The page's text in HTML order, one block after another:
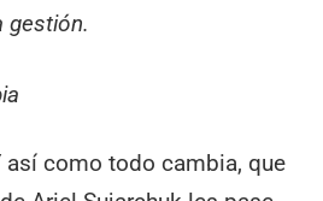
gestión.
así como todo cambia, que